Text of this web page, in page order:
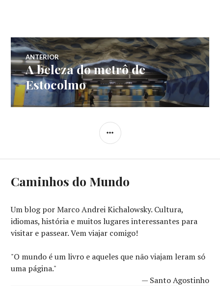
Navegação
de
Post
ANTERIOR
Post
anterior:
A beleza do metrô de
Estocolmo
LATERAL
Caminhos do Mundo
Um blog por Marco Andrei Kichalowsky. Cultura,
idiomas, história e muitos lugares interessantes para
visitar e passear. Vem viajar comigo!
"O mundo é um livro e aqueles que não viajam leram só
uma página."
— Santo Agostinho